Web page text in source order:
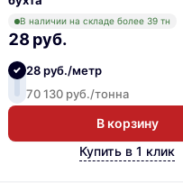
В наличии на складе более 39 тн
28 руб.
28 руб./метр
70 130 руб./тонна
В корзину
Купить в 1 клик